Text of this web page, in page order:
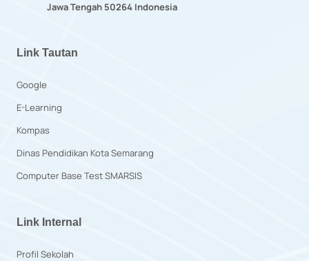
Jawa Tengah 50264 Indonesia
Link Tautan
Google
E-Learning
Kompas
Dinas Pendidikan Kota Semarang
Computer Base Test SMARSIS
Link Internal
Profil Sekolah